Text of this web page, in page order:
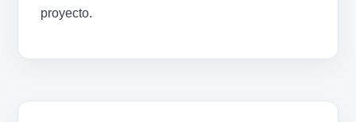
proyecto.